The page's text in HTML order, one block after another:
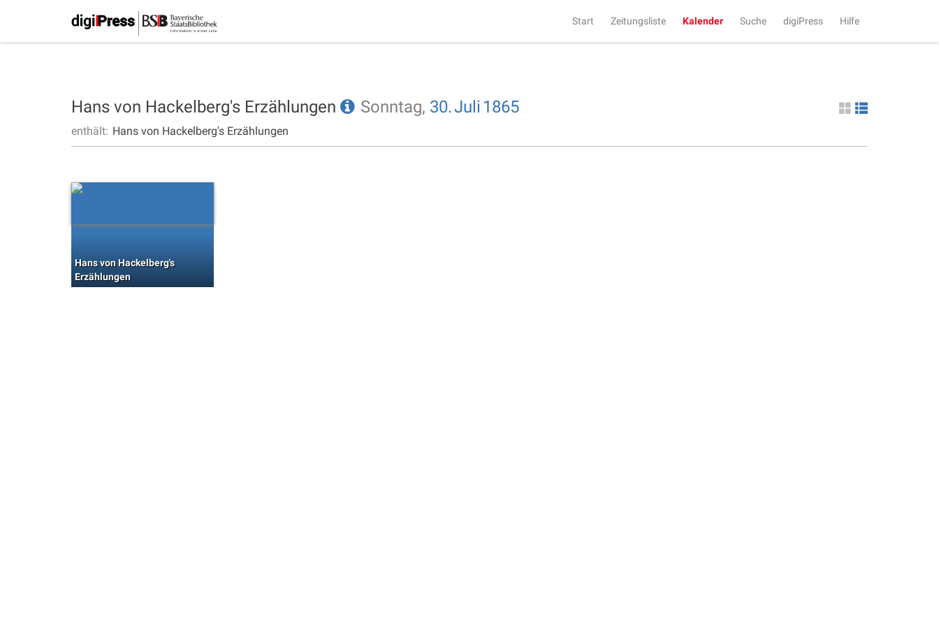
Start Zeitungsliste Kalender Suche digiPress Hilfe
Hans von Hackelberg's Erzählungen Sonntag, 30.Juli 1865
enthält: Hans von Hackelberg's Erzählungen
Hans von Hackelberg's
Erzählungen